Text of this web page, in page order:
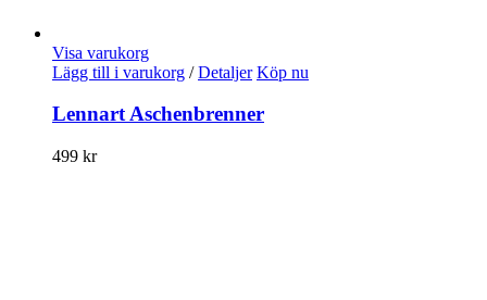
Visa varukorg
Lägg till i varukorg / Detaljer Köp nu
Lennart Aschenbrenner
499 kr